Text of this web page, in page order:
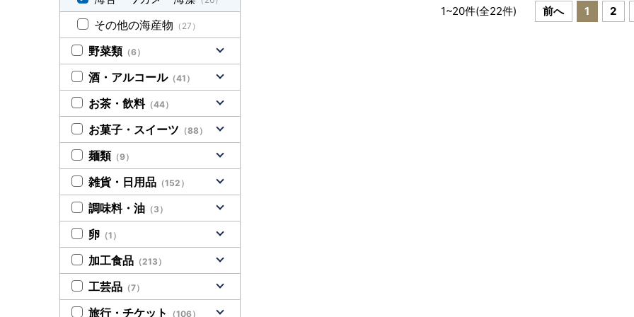
1~20件(全22件) 前へ 1 2
その他の海産物 （27）
野菜類 （6）
酒・アルコール（41）
お茶・飲料（44）
お菓子・スイーツ （88）
麺類 （9）
雑貨・日用品 （152）
調味料・油 （3）
卵 （1）
加工食品 （213）
工芸品 （7）
旅行・チケット （106）